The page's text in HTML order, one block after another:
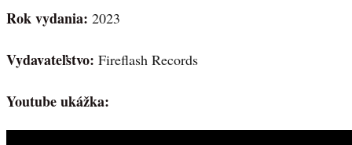
Rok vydania: 2023
Vydavateľstvo: Fireflash Records
Youtube ukážka: